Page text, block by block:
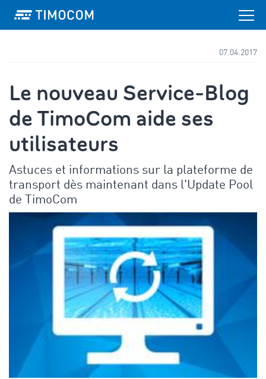
07.04.2017
Le nouveau Service-Blog
de TimoCom aide ses
utilisateurs
Astuces et informations sur la plateforme de
transport dès maintenant dans l'Update Pool
de TimoCom